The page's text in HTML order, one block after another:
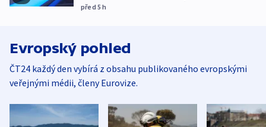
před 5h
Evropský pohled
ČT24 každý den vybírá z obsahu publikovaného evropskými
veřejnými médii, členy Eurovize.